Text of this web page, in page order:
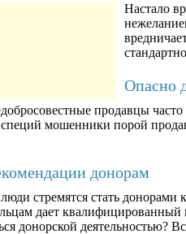
Настало
Опасно
продавцы
специй мошенники порой
донорам
стремятся стать донорами
дает квалифицированный
донорской деятельностью?